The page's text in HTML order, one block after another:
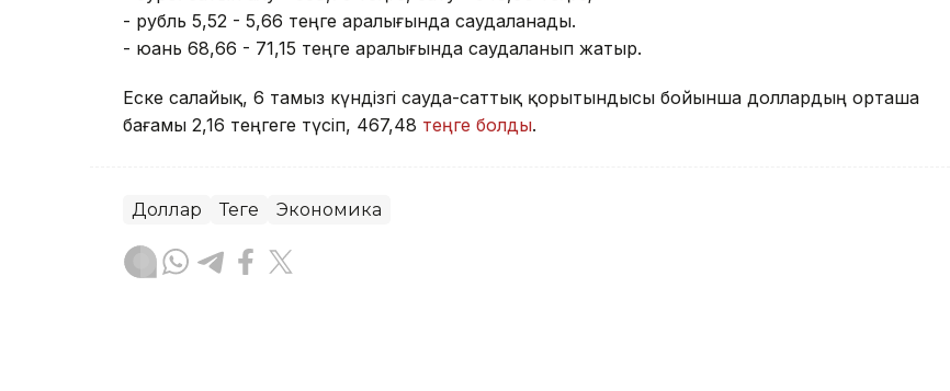
- рубль 5,52 - 5,66 теңге аралығында саудаланады.
- юань 68,66 - 71,15 теңге аралығында саудаланып жатыр.
Еске салайық, 6 тамыз күндізгі сауда-саттық қорытындысы бойынша доллардың орташа
бағамы 2,16 теңгеге түсіп, 467,48 теңге болды.
Доллар Теңге Экономика